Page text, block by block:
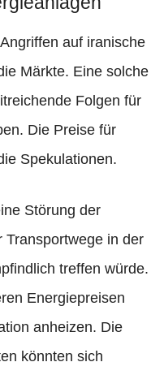
auf iranische
Märkte. Eine solche
Folgen für
Die Preise für
Spekulationen.
Störung der
Transportwege in der
treffen würde.
Energiepreisen
anheizen. Die
könnten sich